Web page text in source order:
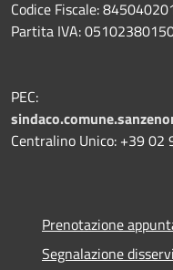
Codice Fiscale:
Partita IVA:
PEC:
Centralino Unico: +39 02
Prenotazione
Segnalazione